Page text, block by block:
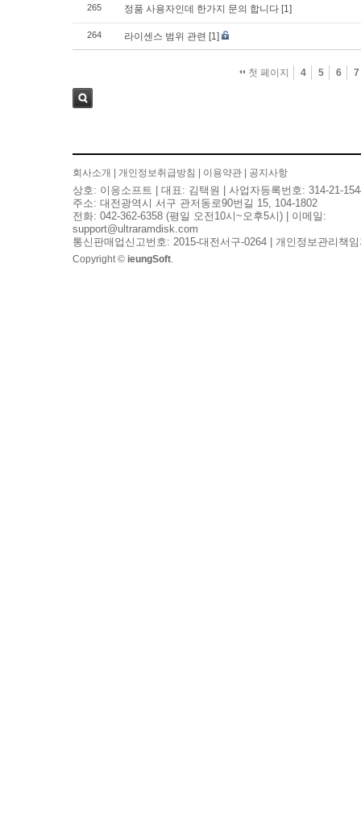
265 정품 사용자인데 한가지 문의 합니다 [1]
264 라이센스 범위 관련 [1]
첫 페이지 4 5 6 7
회사소개 개인정보취급방침 이용약관 공지사항
상호: 이응소프트 | 대표: 김택원 | 사업자등록번호: 314-21-
주소: 대전광역시 서구 관저동로90번길 15, 104-1802
전화: 042-362-6358 (평일 오전10시~오후5시) | 이메일:
support@ultraramdisk.com
통신판매업신고번호: 2015-대전서구-0264 | 개인정보관리책
Copyright © ieungSoft.